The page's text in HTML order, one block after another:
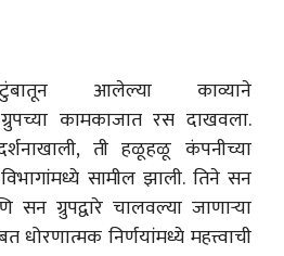
आलेल्या काव्याने
कामकाजात रस दाखवला.
ती हळूहळू कंपनीच्या
सामील झाली. तिने सन
ग्रुपद्वारे चालवल्या जाणाऱ्या
निर्णयांमध्ये महत्त्वाची